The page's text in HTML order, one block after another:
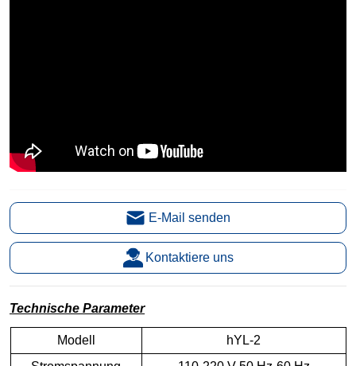
E-Mail senden
Kontaktiere uns